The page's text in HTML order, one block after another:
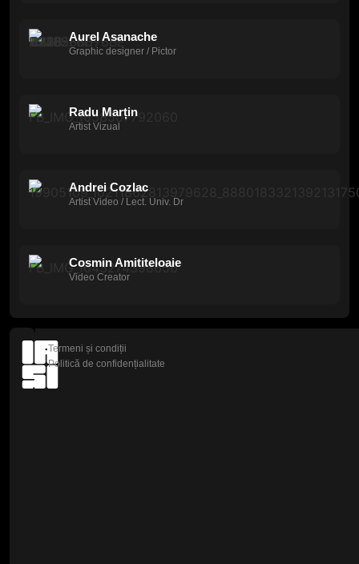
Aurel Asanache
Graphic designer / Pictor
Radu Marțin
Artist Vizual
Andrei Cozlac
Artist Video / Lect. Univ. Dr
Cosmin Amititeloaie
Video Creator
Termeni și condiții
Politică de confidențialitate